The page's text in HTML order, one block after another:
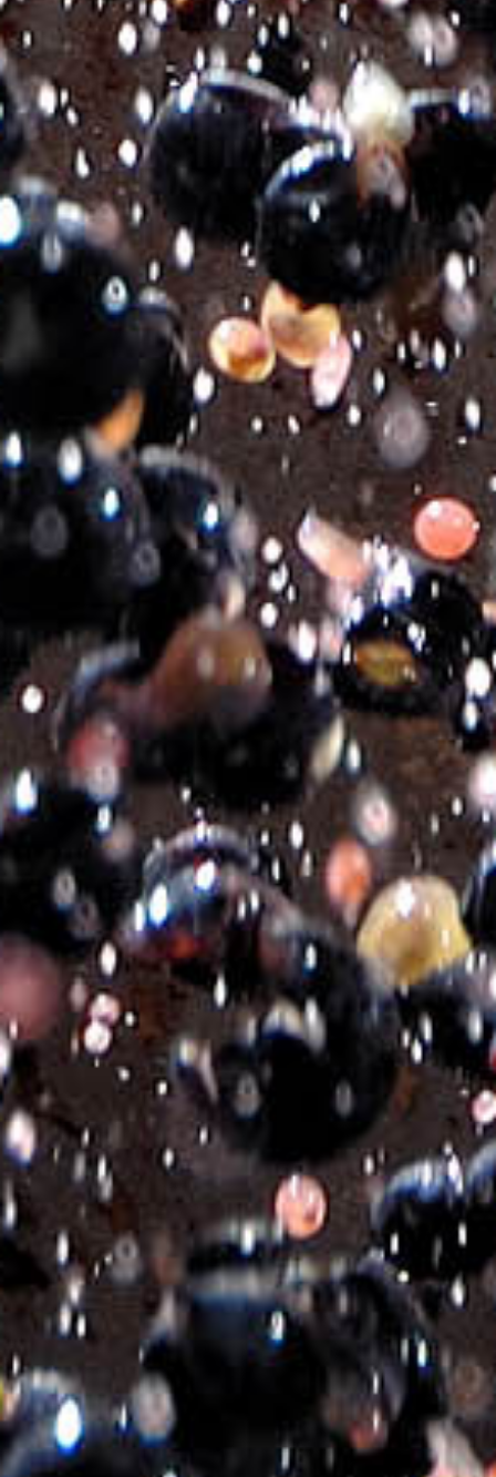
12.00
Varietal Composition:Syrah, Mandilari
Style:Dry Red
Geographical Indication:
Protected Geographical Indication,
Heraklion
Harvest:2021
Region:Partheni, Heraklion, Crete
Vineyard:Mountain vineyards of the Estate at an altitude of 600
meters
Clay-loam
Harvest dates:
Syrah end of August, Mandilari middle of
13% by Vol.
Careful selection of low-yielding grape vines.
Classical red vinification with frequent low volume
pumping over and fermentation temperature at 18 °C. Malolactic
fermentation and maturation in oak
barrels for 12 months.
Organoleptic Characteristics:Deep red colour.
Aromas of sour cherry, blackcurrant and wild cherry that follow in
Velvet sense of oiliness with complexity, impressive and long
aftertaste.
Harmony of Flavours:
Tender lamb, ribs, red meats with spicy
sauces.
Served at:16-18°C
In den Warenkorb
Zusätzliche Informationen
Brand MICHALAKIS ESTATE GOLD CUVEE
Sortenzusammensetzung SYRAH-MANDILARI
Flasche 750ml
Artikelnummer:460163-DE